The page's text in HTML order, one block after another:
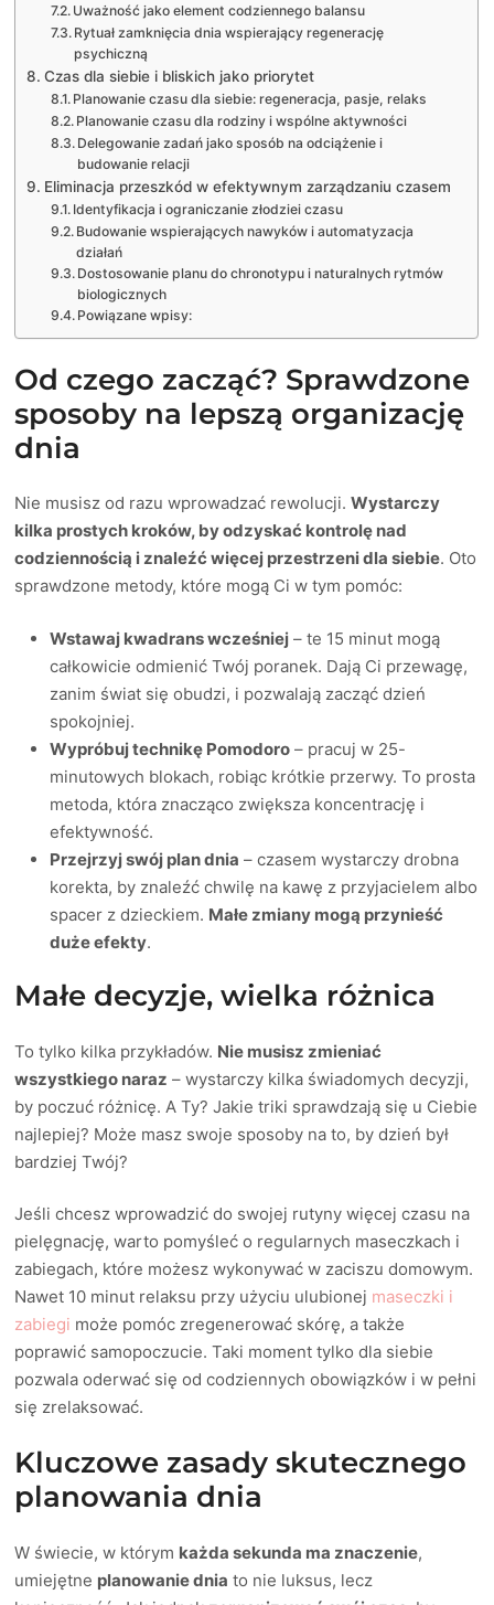
Uważność jako element codziennego balansu
Rytuał zamknięcia dnia wspierający regenerację
psychiczną
Czas dla siebie i bliskich jako priorytet
Planowanie czasu dla siebie: regeneracja, pasje, relaks
Planowanie czasu dla rodziny i wspólne aktywności
Delegowanie zadań jako sposób na odciążenie i
budowanie relacji
Eliminacja przeszkód w efektywnym zarządzaniu czasem
Identyfikacja i ograniczanie złodziei czasu
Budowanie wspierających nawyków i automatyzacja
działań
Dostosowanie planu do chronotypu i naturalnych rytmów
biologicznych
Powiązane wpisy:
Od czego zacząć? Sprawdzone
sposoby na lepszą organizację
dnia
Nie musisz od razu wprowadzać rewolucji.Wystarczy
kilka prostych kroków, by odzyskać kontrolę nad
codziennością i znaleźć więcej przestrzeni dla siebie. Oto
sprawdzone metody, które mogą Ci w tym pomóc:
Wstawaj kwadrans wcześniej – te 15 minut mogą
całkowicie odmienić Twój poranek. Dają Ci przewagę,
zanim świat się obudzi, i pozwalają zacząć dzień
spokojniej.
Wypróbuj technikę Pomodoro – pracuj w 25-
minutowych blokach, robiąc krótkie przerwy. To prosta
metoda, która znacząco zwiększa koncentrację i
efektywność.
Przejrzyj swój plan dnia – czasem wystarczy drobna
korekta, by znaleźć chwilę na kawę z przyjacielem albo
spacer z dzieckiem. Małe zmiany mogą przynieść
duże efekty.
Małe decyzje, wielka różnica
To tylko kilka przykładów. Nie musisz zmieniać
wszystkiego naraz – wystarczy kilka świadomych decyzji,
by poczuć różnicę. A Ty? Jakie triki sprawdzają się u Ciebie
najlepiej? Może masz swoje sposoby na to, by dzień był
bardziej Twój?
Jeśli chcesz wprowadzić do swojej rutyny więcej czasu na
pielęgnację, warto pomyśleć o regularnych maseczkach i
zabiegach, które możesz wykonywać w zaciszu domowym.
Nawet 10 minut relaksu przy użyciu ulubionej maseczki i
zabiegi może pomóc zregenerować skórę, a także
poprawić samopoczucie. Taki moment tylko dla siebie
pozwala oderwać się od codziennych obowiązków i w pełni
się zrelaksować.
Kluczowe zasady skutecznego
planowania dnia
W świecie, w którym każda sekunda ma znaczenie,
umiejętne planowanie dnia to nie luksus, lecz